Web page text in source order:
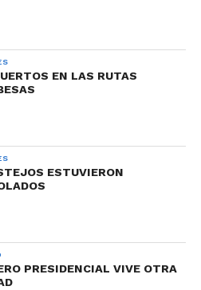
EN LAS RUTAS
ESTUVIERON
PRESIDENCIAL VIVE OTRA